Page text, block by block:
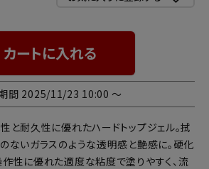
カートに入れる
間 2025/11/23 10:00 〜
と耐久性に優れたハードトップジェル。拭
ないガラスのような透明感と艶感に。硬化
性に優れた適度な粘度で塗りやすく、流